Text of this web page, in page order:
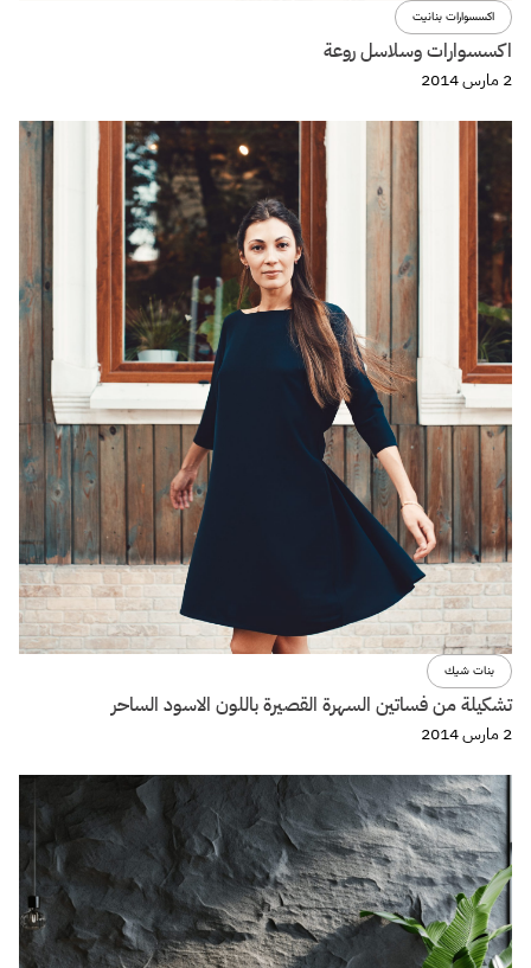
اكسسوارات بنانيت
اكسسوارات وسلاسل روعة
2 مارس 2014
بنات شيك
تشكيلة من فساتين السهرة القصيرة باللون الاسود الساحر
2 مارس 2014